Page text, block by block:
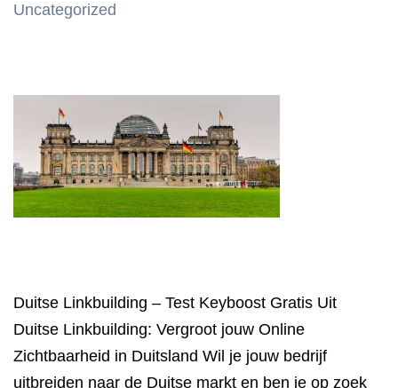
Uncategorized
Duitse Linkbuilding – Test Keyboost Gratis Uit
Duitse Linkbuilding: Vergroot jouw Online
Zichtbaarheid in Duitsland Wil je jouw bedrijf
uitbreiden naar de Duitse markt en ben je op zoek